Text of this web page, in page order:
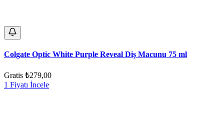
Colgate Optic White Purple Reveal Diş Macunu 75 ml
Gratis ₺279,00
1 Fiyatı İncele